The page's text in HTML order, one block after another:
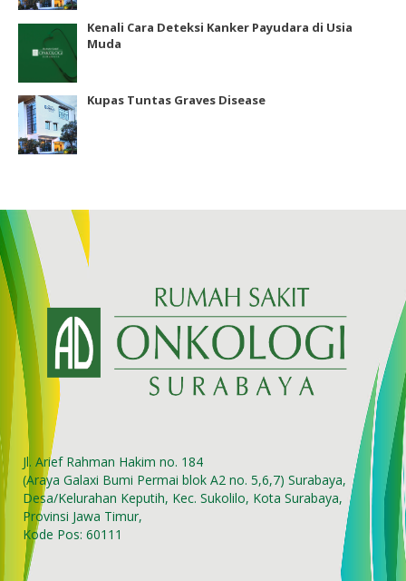
Kenali Cara Deteksi Kanker Payudara di Usia
Muda
Kupas Tuntas Graves Disease
Jl. Arief Rahman Hakim no. 184
(Araya Galaxi Bumi Permai blok A2 no. 5,6,7) Surabaya,
Desa/Kelurahan Keputih, Kec. Sukolilo, Kota Surabaya,
Provinsi Jawa Timur,
Kode Pos: 60111